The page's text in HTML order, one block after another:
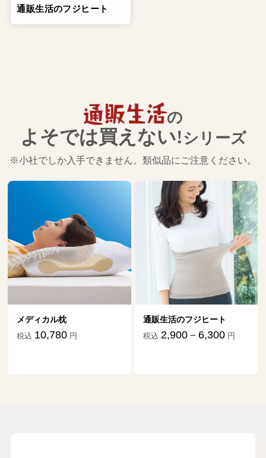
通販生活のフジヒート
の
よそでは買えない!シリーズ
※小社でしか入手できません。類似品にご注意ください。
メディカル枕
税込 10,780 円
通販生活のフジヒート
税込 2,900－6,300 円